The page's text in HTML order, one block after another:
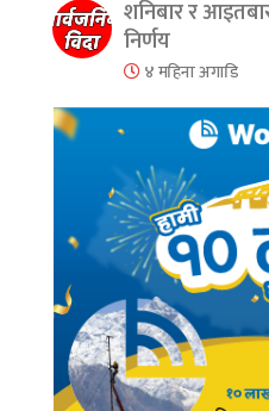
शनिबार र
निर्णय
४ महिना अगाडि